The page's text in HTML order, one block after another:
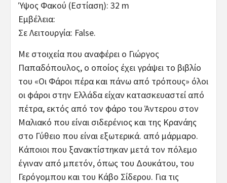
Ύψος Φακού (Εστίαση): 32 m
Εμβέλεια:
Σε Λειτουργία: False.
Με στοιχεία που αναφέρει ο Γιώργος
Παπαδόπουλος, ο οποίος έχει γράψει το βιβλίο
του «Οι Φάροι πέρα και πάνω από τρόπους» όλοι
οι φάροι στην Ελλάδα είχαν κατασκευαστεί από
πέτρα, εκτός από τον φάρο του Άντερου στον
Μαλιακό που είναι σιδερένιος και της Κρανάης
στο Γύθειο που είναι εξωτερικά. από μάρμαρο.
Κάποιοι που ξανακτίστηκαν μετά τον πόλεμο
έγιναν από μπετόν, όπως του Δουκάτου, του
Γερόγομπου και του Κάβο Σίδερου. Για τις